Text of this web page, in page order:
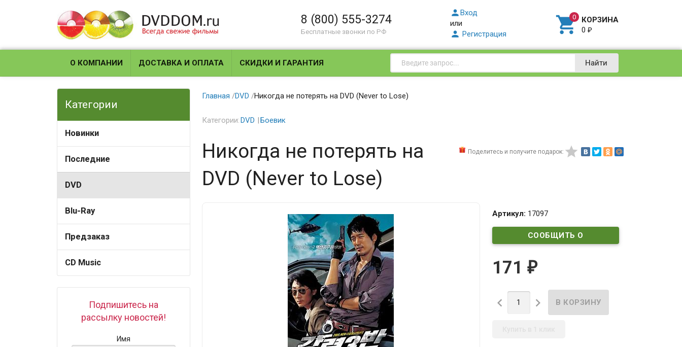
8 (800) 555-3274
Бесплатные звонки по РФ
Вход
или
 Регистрация  КОРЗИНА
0₽
О КОМПАНИИ ДОСТАВКА И ОПЛАТА СКИДКИ И ГАРАНТИЯ Найти
Категории
Новинки
Последние
DVD
Blu-Ray
Предзаказ
CD Music
Подпишитесь на
рассылку новостей!
Имя
Главная /DVD /Никогда не потерять на DVD (Never to Lose)
Категории:DVD Боевик
Поделитесь и получите подарок: 
Никогда не потерять на
DVD (Never to Lose)
Артикул: 17097
СООБЩИТЬ О
171 ₽
 